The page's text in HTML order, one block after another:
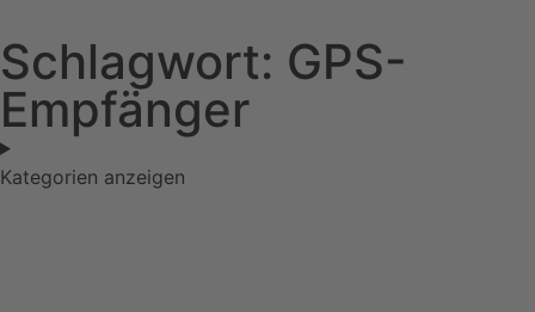
Schlagwort: GPS-
Empfänger
Kategorien anzeigen